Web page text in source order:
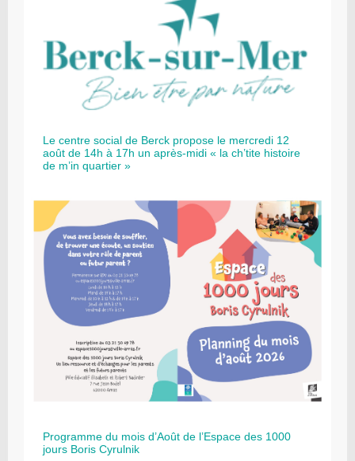
Le centre social de Berck propose le mercredi 12
août de 14h à 17h un après-midi « la ch’tite histoire
de m’in quartier »
Programme du mois d’Août de l’Espace des 1000
jours Boris Cyrulnik